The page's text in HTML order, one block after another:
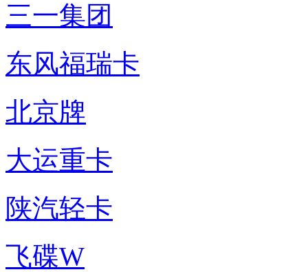
三一集团
东风福瑞卡
北京牌
大运重卡
陕汽轻卡
飞碟W